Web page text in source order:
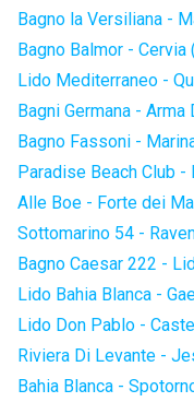
Bagno la Versiliana -
Bagno Balmor - Cervia
Lido Mediterraneo -
Bagni Germana - Arma
Bagno Fassoni -
Paradise Beach Club -
Alle Boe - Forte dei
Sottomarino 54 -
Bagno Caesar 222 -
Lido Bahia Blanca -
Lido Don Pablo -
Riviera Di Levante -
Bahia Blanca -